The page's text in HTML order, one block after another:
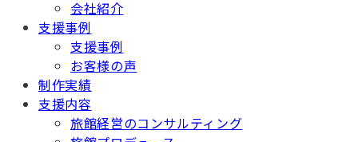
会社紹介
支援事例
支援事例
お客様の声
制作実績
支援内容
旅館経営のコンサルティング